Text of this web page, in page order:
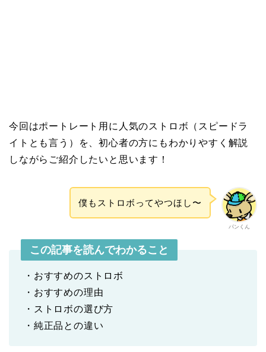
今回はポートレート用に人気のストロボ（スピードラ
イトとも言う）を、初心者の方にもわかりやすく解説
しながらご紹介したいと思います！
パンくん
僕もストロボってやつほし〜
この記事を読んでわかること
・おすすめのストロボ
・おすすめの理由
・ストロボの選び方
・純正品との違い